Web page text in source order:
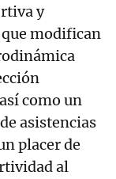
y
modifican
como un
asistencias
placer de
al